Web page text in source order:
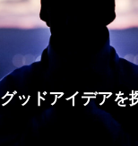
グッドアイデアを